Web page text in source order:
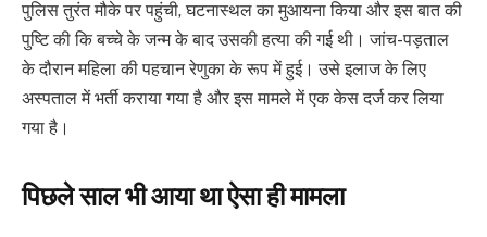
पुलिस तुरंत मौके पर पहुंची, घटनास्थल का मुआयना किया और इस बात की
पुष्टि की कि बच्चे के जन्म के बाद उसकी हत्या की गई थी। जांच-पड़ताल
के दौरान महिला की पहचान रेणुका के रूप में हुई। उसे इलाज के लिए
अस्पताल में भर्ती कराया गया है और इस मामले में एक केस दर्ज कर लिया
गया है।
पिछले साल भी आया था ऐसा ही मामला